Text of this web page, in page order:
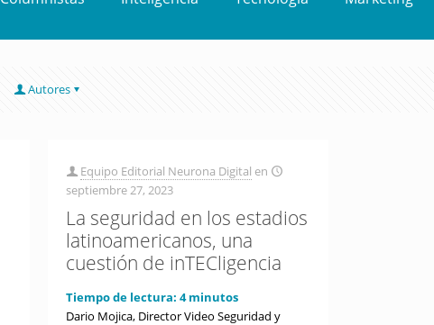
Autores
Equipo Editorial Neurona Digital en
septiembre 27, 2023
La seguridad en los estadios
latinoamericanos, una
cuestión de inTECligencia
Tiempo de lectura:4 minutos
Dario Mojica, Director Video Seguridad y